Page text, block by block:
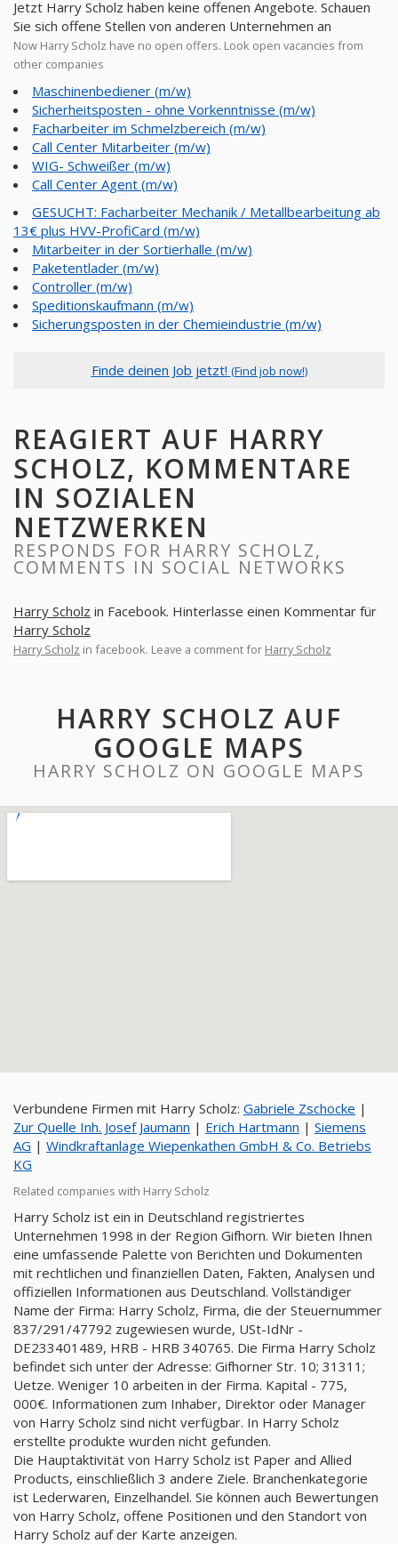
Jetzt Harry Scholz haben keine offenen Angebote. Schauen
Sie sich offene Stellen von anderen Unternehmen an
Now Harry Scholz have no open offers. Look open vacancies from
other companies
Maschinenbediener (m/w)
Sicherheitsposten - ohne Vorkenntnisse (m/w)
Facharbeiter im Schmelzbereich (m/w)
Call Center Mitarbeiter (m/w)
WIG- Schweißer (m/w)
Call Center Agent (m/w)
GESUCHT: Facharbeiter Mechanik / Metallbearbeitung ab
13€ plus HVV-ProfiCard (m/w)
Mitarbeiter in der Sortierhalle (m/w)
Paketentlader (m/w)
Controller (m/w)
Speditionskaufmann (m/w)
Sicherungsposten in der Chemieindustrie (m/w)
Finde deinen Job jetzt! (Find job now!)
REAGIERT AUF HARRY
SCHOLZ, KOMMENTARE
IN SOZIALEN
NETZWERKEN
RESPONDS FOR HARRY SCHOLZ,
COMMENTS IN SOCIAL NETWORKS
Harry Scholz in Facebook. Hinterlasse einen Kommentar für
Harry Scholz
Harry Scholz in facebook. Leave a comment for Harry Scholz
HARRY SCHOLZ AUF
GOOGLE MAPS
HARRY SCHOLZ ON GOOGLE MAPS
Verbundene Firmen mit Harry Scholz: Gabriele Zschocke |
Zur Quelle Inh. Josef Jaumann | Erich Hartmann | Siemens
AG | Windkraftanlage Wiepenkathen GmbH & Co. Betriebs
KG
Related companies with Harry Scholz
Harry Scholz ist ein in Deutschland registriertes
Unternehmen 1998 in der Region Gifhorn. Wir bieten Ihnen
eine umfassende Palette von Berichten und Dokumenten
mit rechtlichen und finanziellen Daten, Fakten, Analysen und
offiziellen Informationen aus Deutschland. Vollständiger
Name der Firma: Harry Scholz, Firma, die der Steuernummer
837/291/47792 zugewiesen wurde, USt-IdNr -
DE233401489, HRB - HRB 340765. Die Firma Harry Scholz
befindet sich unter der Adresse: Gifhorner Str. 10; 31311;
Uetze. Weniger 10 arbeiten in der Firma. Kapital - 775,
000€. Informationen zum Inhaber, Direktor oder Manager
von Harry Scholz sind nicht verfügbar. In Harry Scholz
erstellte produkte wurden nicht gefunden.
Die Hauptaktivität von Harry Scholz ist Paper and Allied
Products, einschließlich 3 andere Ziele. Branchenkategorie
ist Lederwaren, Einzelhandel. Sie können auch Bewertungen
von Harry Scholz, offene Positionen und den Standort von
Harry Scholz auf der Karte anzeigen.